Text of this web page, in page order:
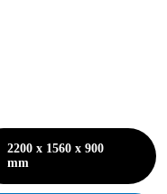
2200 x 1560 x 900
mm